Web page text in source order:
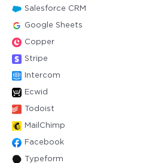
Salesforce CRM
Google Sheets
Copper
Stripe
Intercom
Ecwid
Todoist
MailChimp
Facebook
Typeform